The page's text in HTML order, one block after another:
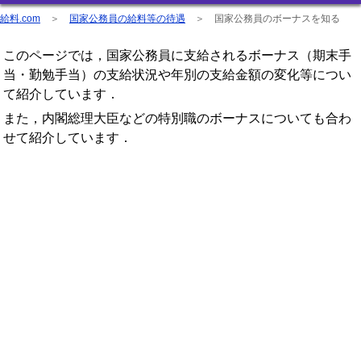
地方公務員給料検索
収録企業データの状況
給料.com ＞ 国家公務員の給料等の待遇 ＞ 国家公務員のボーナスを知る
このページでは，国家公務員に支給されるボーナス（期末手
当・勤勉手当）の支給状況や年別の支給金額の変化等につい
て紹介しています．
また，内閣総理大臣などの特別職のボーナスについても合わ
せて紹介しています．